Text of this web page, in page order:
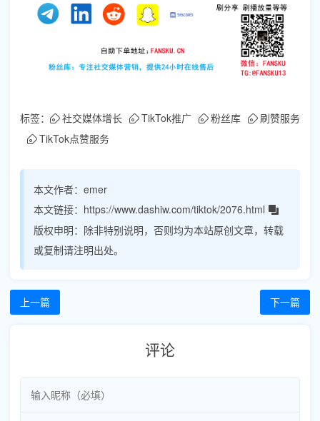
标签： 社交媒体增长 TikTok推广 粉丝库
刷赞服务
TikTok点赞服务
本文作者： emer
本文链接： https://www.dashiw.com/tiktok/2076.html
版权申明： 除非特别说明，否则均为本站原创文章，转载
或复制请注明出处。
上一篇 下一篇
评论